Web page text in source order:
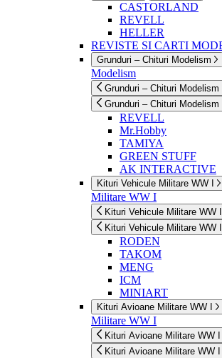
CASTORLAND
REVELL
HELLER
REVISTE SI CARTI
Grunduri – Chituri Modelism
Modelism
Grunduri – Chituri Modelism
Grunduri – Chituri Modelism
REVELL
Mr.Hobby
TAMIYA
GREEN STUFF
AK INTERACTIVE
Kituri Vehicule Militare WW I
Militare WW I
Kituri Vehicule Militare WW I
Kituri Vehicule Militare WW I
RODEN
TAKOM
MENG
ICM
MINIART
Kituri Avioane Militare WW I
Militare WW I
Kituri Avioane Militare WW I
Kituri Avioane Militare WW I